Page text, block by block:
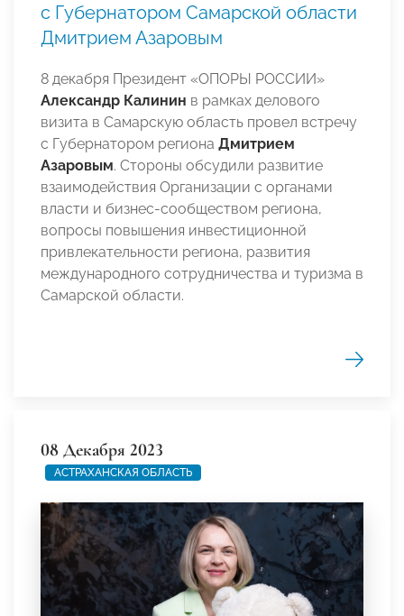
с Губернатором Самарской области
Дмитрием Азаровым
8 декабря Президент «ОПОРЫ РОССИИ»
Александр Калинин в рамках делового
визита в Самарскую область провел встречу
с Губернатором региона Дмитрием
Азаровым. Стороны обсудили развитие
взаимодействия Организации с органами
власти и бизнес-сообществом региона,
вопросы повышения инвестиционной
привлекательности региона, развития
международного сотрудничества и туризма в
Самарской области.
08 Декабря 2023
АСТРАХАНСКАЯ ОБЛАСТЬ